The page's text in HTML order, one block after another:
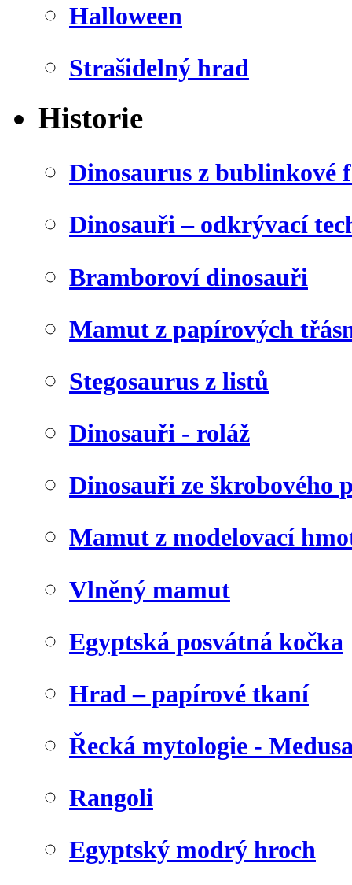
Halloween
Strašidelný hrad
Historie
Dinosaurus z bublinkové
Dinosauři – odkrývací
Bramboroví dinosauři
Mamut z papírových
Stegosaurus z listů
Dinosauři - roláž
Dinosauři ze škrobového
Mamut z modelovací
Vlněný mamut
Egyptská posvátná kočka
Hrad – papírové tkaní
Řecká mytologie -
Rangoli
Egyptský modrý hroch